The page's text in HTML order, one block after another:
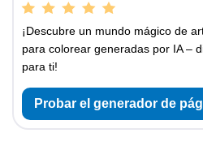
¡Descubre un mundo mágico de
para colorear generadas por IA –
para ti!
Probar el generador de